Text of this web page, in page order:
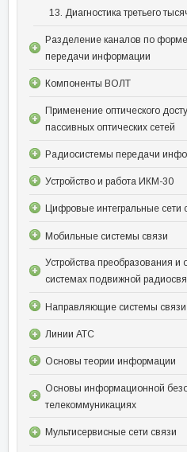
13. Диагностика третьего
Разделение каналов по
передачи информации
Компоненты ВОЛТ
Применение оптического
пассивных оптических сетей
Радиосистемы передачи
Устройство и работа ИКМ-30
Цифровые интегральные сети
Мобильные системы связи
Устройства преобразования
системах подвижной
Направляющие системы связи
Линии АТС
Основы теории информации
Основы информационной
телекоммуникациях
Мультисервисные сети связи